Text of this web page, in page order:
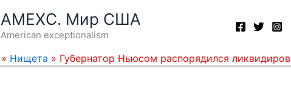
AMEXC. Мир США
American exceptionalism
» Нищета » Губернатор Ньюсом распорядился